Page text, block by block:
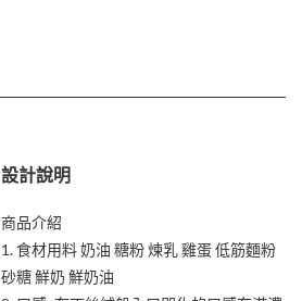
設計說明
商品介紹
1. 食材用料 奶油 糖粉 煉乳 雞蛋 低筋麵粉
砂糖 鮮奶 鮮奶油